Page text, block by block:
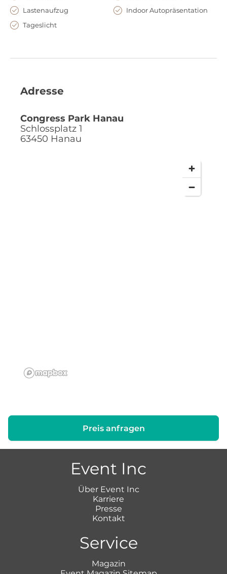
Lastenaufzug
Indoor Autopräsentation
Tageslicht
Adresse
Congress Park Hanau
Schlossplatz 1
63450 Hanau
Preis anfragen
Event Inc
Über Event Inc
Karriere
Presse
Kontakt
Service
Magazin